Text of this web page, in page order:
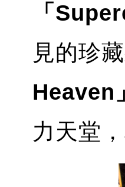
「
見的珍
Heaven」
力天堂